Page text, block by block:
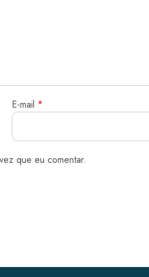
E-mail *
que eu comentar.